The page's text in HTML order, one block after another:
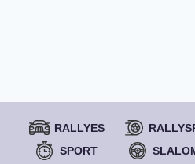
RALLYES
SPORT